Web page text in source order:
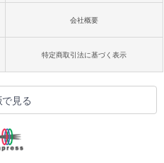
会社概要
特定商取引法に基づく表示
で見る